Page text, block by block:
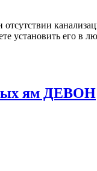
установить его в
ям ДЕВОН